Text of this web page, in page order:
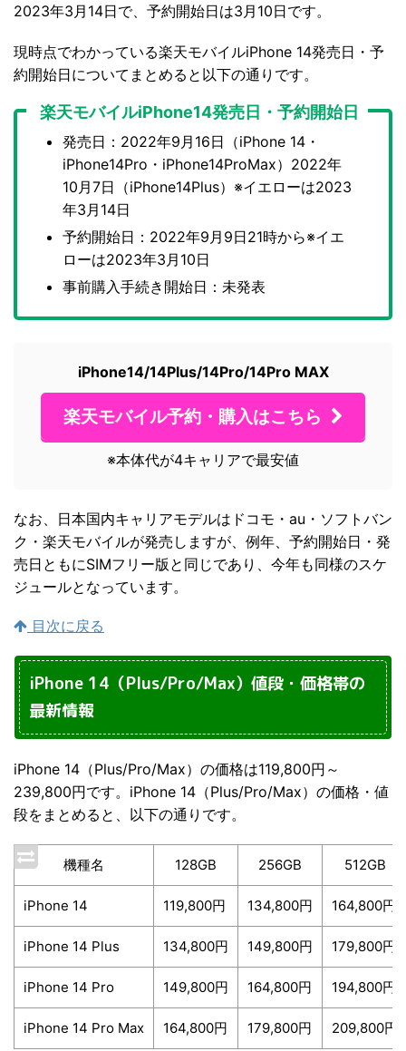
2023年3月14日で、予約開始日は3月10日です。
現時点でわかっている楽天モバイルiPhone 14発売日・予
約開始日についてまとめると以下の通りです。
楽天モバイルiPhone14発売日・予約開始日
発売日：2022年9月16日（iPhone 14・
iPhone14Pro・iPhone14ProMax）2022年
10月7日（iPhone14Plus）※イエローは2023
年3月14日
予約開始日：2022年9月9日21時から※イエ
ローは2023年3月10日
事前購入手続き開始日：未発表
iPhone14/14Plus/14Pro/14Pro MAX
楽天モバイル予約・購入はこちら
※本体代が4キャリアで最安値
なお、日本国内キャリアモデルはドコモ・au・ソフトバン
ク・楽天モバイルが発売しますが、例年、予約開始日・発
売日ともにSIMフリー版と同じであり、今年も同様のスケ
ジュールとなっています。
目次に戻る
iPhone 14（Plus/Pro/Max）値段・価格帯の
最新情報
iPhone 14（Plus/Pro/Max）の価格は119,800円～
239,800円です。iPhone 14（Plus/Pro/Max）の価格・値
段をまとめると、以下の通りです。
機種名 128GB 256GB 512GB
iPhone 14 119,800円 134,800円 164,800円
iPhone 14 Plus 134,800円 149,800円 179,800円
iPhone 14 Pro 149,800円 164,800円 194,800円
iPhone 14 Pro Max 164,800円 179,800円 209,800円